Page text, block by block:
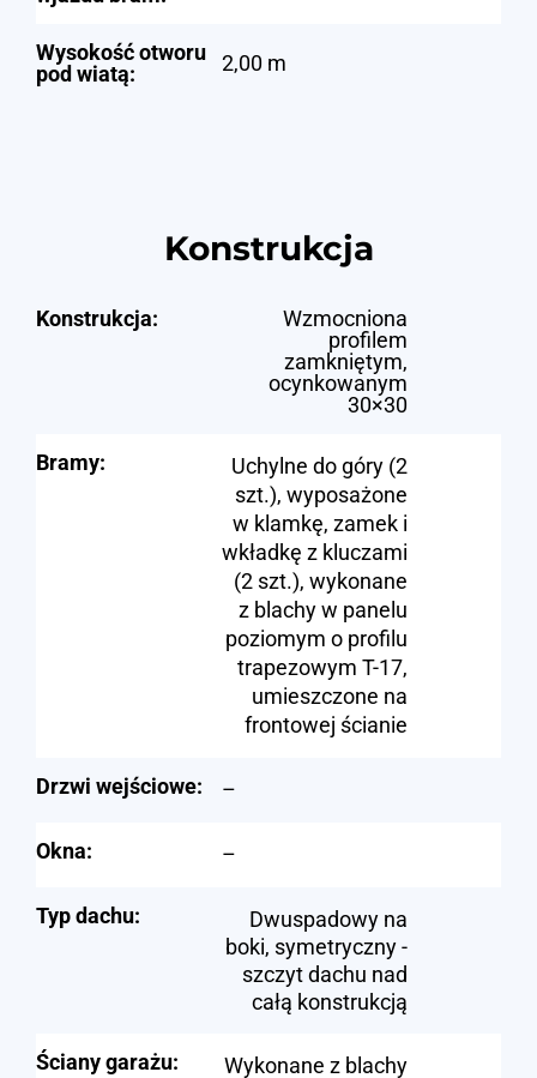
Wysokość otworu
pod wiatą:
2,00 m
Konstrukcja
Konstrukcja:
Wzmocniona
profilem
zamkniętym,
ocynkowanym
30×30
Bramy:
Uchylne do góry (2
szt.), wyposażone
w klamkę, zamek i
wkładkę z kluczami
(2 szt.), wykonane
z blachy w panelu
poziomym o profilu
trapezowym T-17,
umieszczone na
frontowej ścianie
Drzwi wejściowe: –
Okna: –
Typ dachu:
Dwuspadowy na
boki, symetryczny -
szczyt dachu nad
całą konstrukcją
Ściany garażu:
Wykonane z blachy